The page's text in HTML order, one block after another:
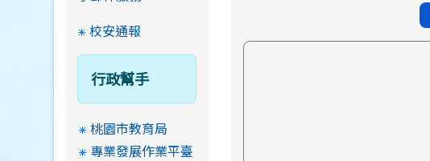
校安通報
行政幫手
桃園市教育局
專業發展作業平臺